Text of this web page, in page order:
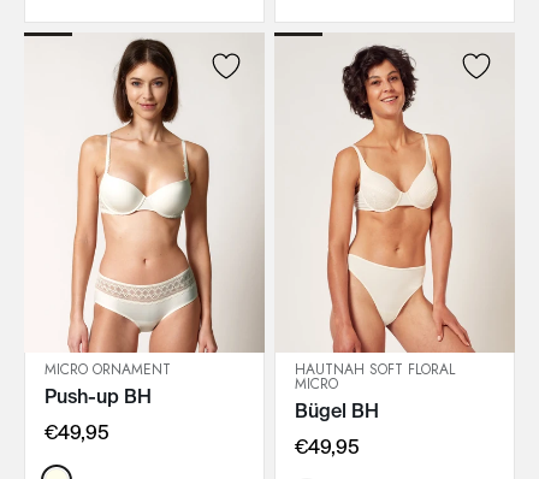
IN DEN WARENKORB
MICRO ORNAMENT
Push-up BH
€49,95
HAUTNAH SOFT FLORAL
MICRO
Bügel BH
€49,95